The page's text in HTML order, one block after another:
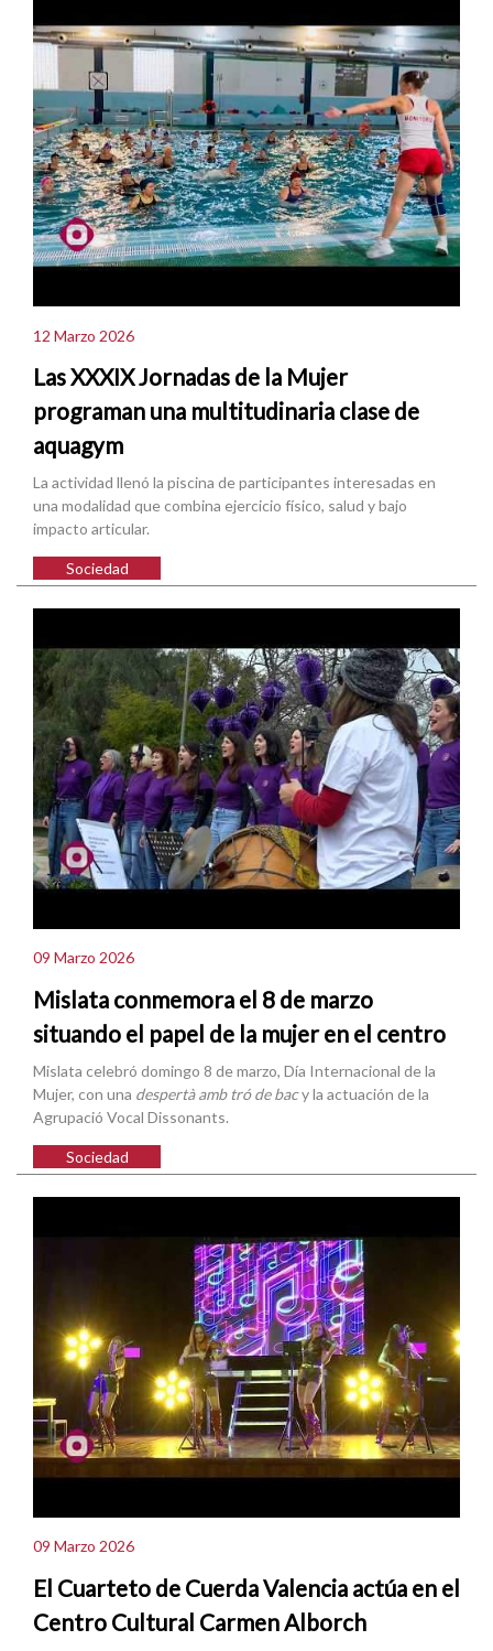
12 Marzo 2026
Las XXXIX Jornadas de la Mujer
programan una multitudinaria clase de
aquagym
La actividad llenó la piscina de participantes interesadas en
una modalidad que combina ejercicio físico, salud y bajo
impacto articular.
Sociedad
09 Marzo 2026
Mislata conmemora el 8 de marzo
situando el papel de la mujer en el centro
Mislata celebró domingo 8 de marzo, Día Internacional de la
Mujer, con una despertà amb tró de bacy la actuación de la
Agrupació Vocal Dissonants.
Sociedad
09 Marzo 2026
El Cuarteto de Cuerda Valencia actúa en el
Centro Cultural Carmen Alborch